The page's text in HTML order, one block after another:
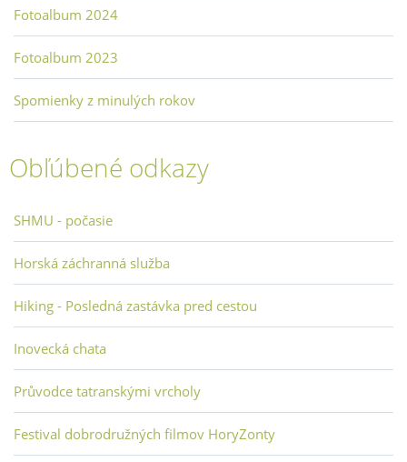
Fotoalbum 2024
Fotoalbum 2023
Spomienky z minulých rokov
Obľúbené odkazy
SHMU - počasie
Horská záchranná služba
Hiking - Posledná zastávka pred cestou
Inovecká chata
Průvodce tatranskými vrcholy
Festival dobrodružných filmov HoryZonty